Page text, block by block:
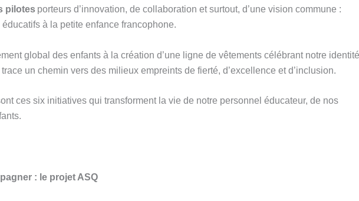
pilotes porteurs d’innovation, de collaboration et surtout, d’une vision commune :
à la petite enfance francophone.
global des enfants à la création d’une ligne de vêtements célébrant notre identité
un chemin vers des milieux empreints de fierté, d’excellence et d’inclusion.
ces six initiatives qui transforment la vie de notre personnel éducateur, de nos
: le projet ASQ